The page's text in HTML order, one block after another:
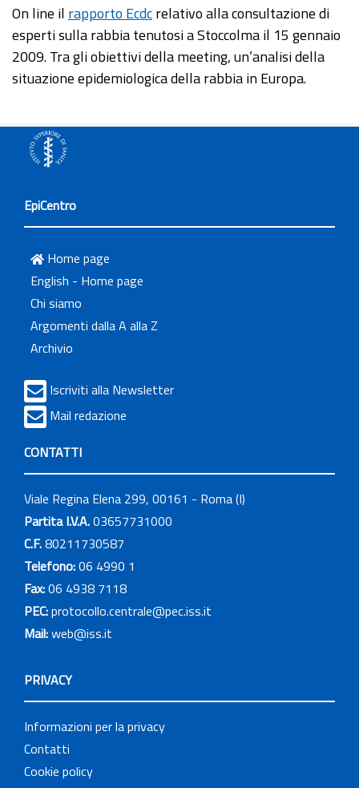
On line il rapporto Ecdcrelativo alla consultazione di
esperti sulla rabbia tenutosi a Stoccolma il 15 gennaio
2009. Tra gli obiettivi della meeting, un’analisi della
situazione epidemiologica della rabbia in Europa.
EpiCentro
Home page
English - Home page
Chi siamo
Argomenti dalla A alla Z
Archivio
Iscriviti alla Newsletter
Mail redazione
CONTATTI
Viale Regina Elena 299, 00161 - Roma (I)
Partita I.V.A.03657731000
C.F.80211730587
Telefono:06 4990 1
Fax:06 4938 7118
PEC:protocollo.centrale@pec.iss.it
Mail:web@iss.it
PRIVACY
Informazioni per la privacy
Contatti
Cookie policy